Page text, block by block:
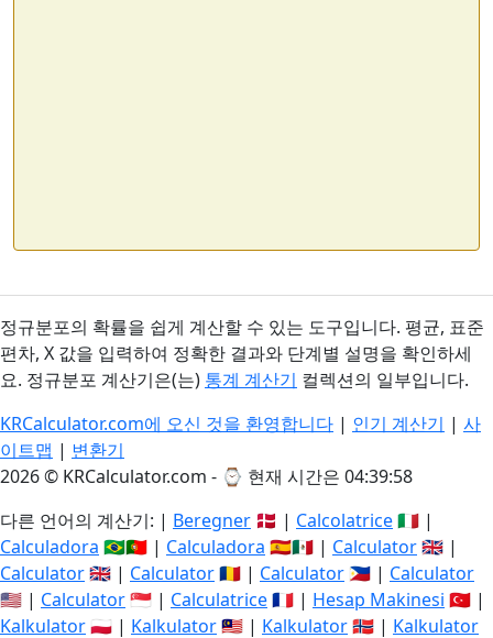
정규분포의 확률을 쉽게 계산할 수 있는 도구입니다. 평균, 표준
편차, X 값을 입력하여 정확한 결과와 단계별 설명을 확인하세
요. 정규분포 계산기은(는) 통계 계산기 컬렉션의 일부입니다.
KRCalculator.com에 오신 것을 환영합니다 | 인기 계산기 | 사
이트맵 | 변환기
2026 © KRCalculator.com - ⌚ 현재 시간은 04:39:58
다른 언어의 계산기: | Beregner 🇩🇰 | Calcolatrice🇮🇹 |
Calculadora 🇧🇷🇵🇹 | Calculadora 🇪🇸🇲🇽 | Calculator🇬🇧 |
Calculator🇬🇧 | Calculator🇷🇴 | Calculator 🇵🇭 | Calculator
🇺🇸 | Calculator🇸🇬 | Calculatrice🇫🇷 | Hesap Makinesi 🇹🇷 |
Kalkulator🇵🇱 | Kalkulator🇲🇾 | Kalkulator🇳🇴 | Kalkulator